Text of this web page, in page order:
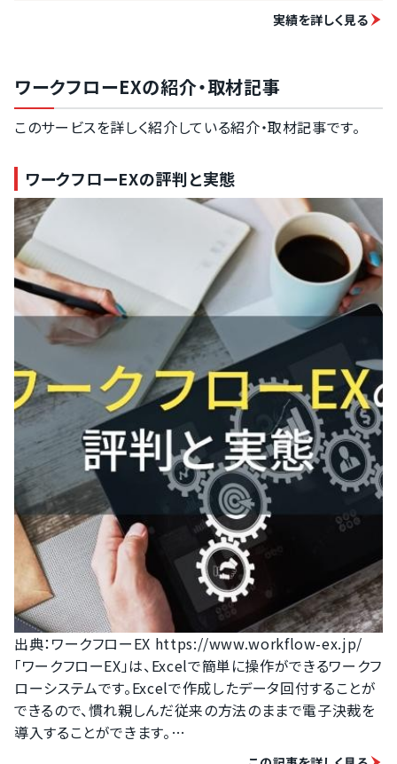
実績を詳しく見る
ワークフローEXの紹介・取材記事
このサービスを詳しく紹介している紹介・取材記事です。
ワークフローEXの評判と実態
出典：ワークフローEX https://www.workflow-ex.jp/
「ワークフローEX」は、Excelで簡単に操作ができるワークフ
ローシステムです。Excelで作成したデータ回付することが
できるので、慣れ親しんだ従来の方法のままで電子決裁を
導入することができます。